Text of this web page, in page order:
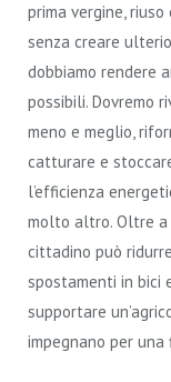
prima vergine,
senza creare
dobbiamo rendere
possibili. Dovremo
meno e meglio,
catturare e
l’efficienza
molto altro. Oltre a
cittadino può
spostamenti in bici
supportare
impegnano per